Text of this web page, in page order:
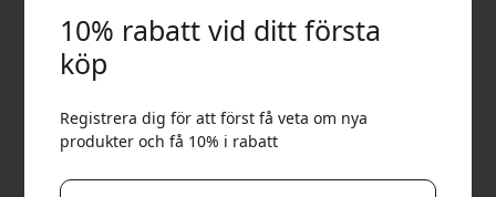
10% rabatt vid ditt första
köp
Registrera dig för att först få veta om nya
produkter och få 10% i rabatt
Använd denna kod i kassan för att få 10% rabatt.